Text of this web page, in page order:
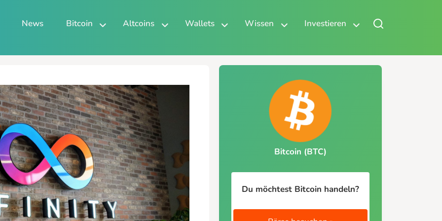
News Bitcoin Altcoins Wallets Wissen Investieren
Bitcoin (BTC)
Du möchtest Bitcoin handeln?